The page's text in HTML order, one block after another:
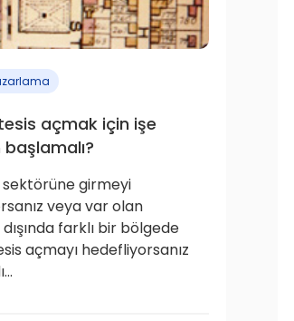
açmak için işe
girmeyi
veya var olan
farklı bir bölgede
açmayı hedefliyorsanız